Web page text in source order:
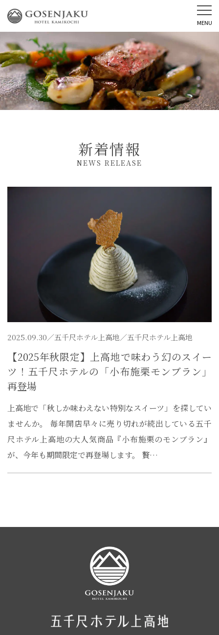
MENU
新着情報
NEWS RELEASE
2025.09.30／五千尺ホテル上高地／五千尺ホテル上高地
【2025年秋限定】上高地で味わう幻のスイー
ツ！五千尺ホテルの「小布施栗モンブラン」
再登場
上高地で「秋しか味わえない特別なスイーツ」を探してい
ませんか。 毎年開店早々に売り切れが続出している五千
尺ホテル上高地の大人気商品『小布施栗のモンブラン』
が、今年も期間限定で再登場します。 贅…